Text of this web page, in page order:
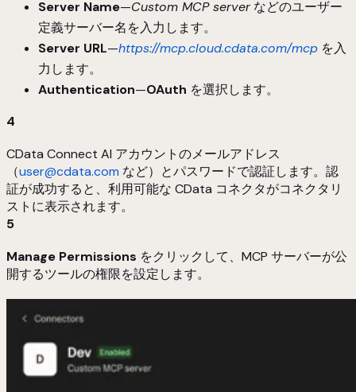
Server Name—Custom MCP serverなどのユーザー
定義サーバー名を入力します。
Server URL—https://mcp.cloud.cdata.com/mcp を入
力します。
Authentication—OAuth を選択します。
4
CData Connect AI アカウントのメールアドレス
（user@cdata.com など）とパスワードで認証します。認
証が成功すると、利用可能な CData コネクタがコネクタリ
ストに表示されます。
5
Manage Permissions をクリックして、MCP サーバーが公
開するツールの権限を設定します。